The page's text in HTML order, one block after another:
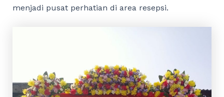
menjadi pusat perhatian di area resepsi.